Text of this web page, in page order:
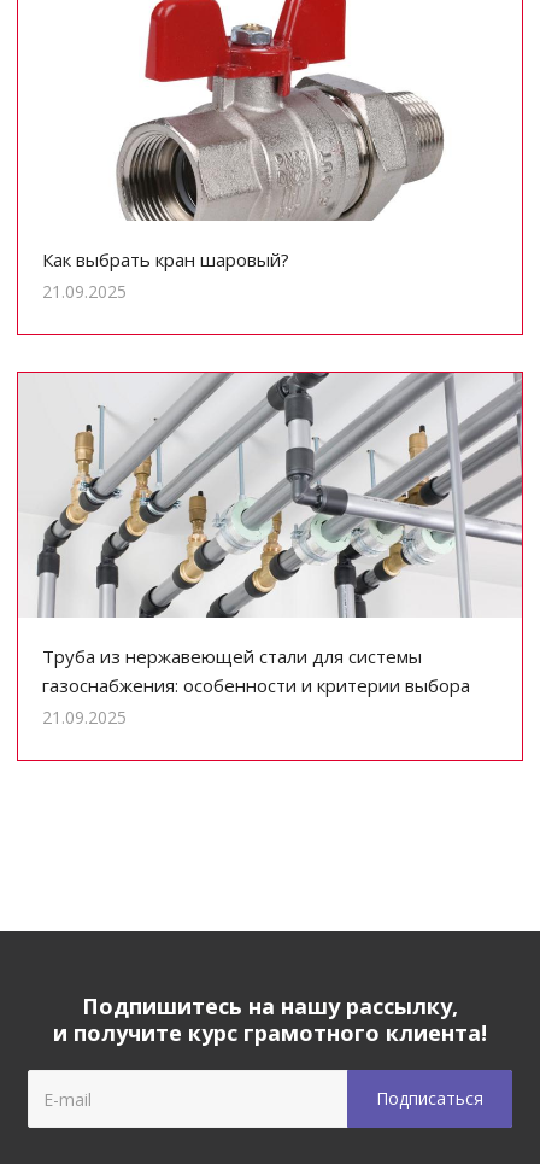
Как выбрать кран шаровый?
21.09.2025
Труба из нержавеющей стали для системы
газоснабжения: особенности и критерии выбора
21.09.2025
Подпишитесь на нашу рассылку,
и получите курс грамотного клиента!